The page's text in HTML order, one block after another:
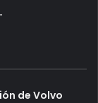
de Volvo